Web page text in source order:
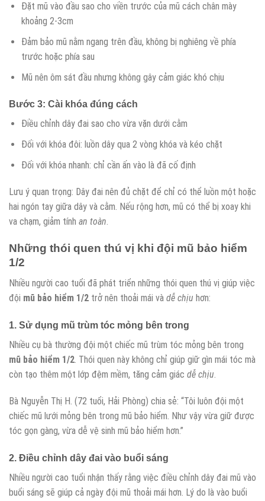
Đặt mũ vào đầu sao cho viền trước của mũ cách chân mày
khoảng 2-3cm
Đảm bảo mũ nằm ngang trên đầu, không bị nghiêng về phía
trước hoặc phía sau
Mũ nên ôm sát đầu nhưng không gây cảm giác khó chịu
Bước 3: Cài khóa đúng cách
Điều chỉnh dây đai sao cho vừa vặn dưới cằm
Đối với khóa đôi: luồn dây qua 2 vòng khóa và kéo chặt
Đối với khóa nhanh: chỉ cần ấn vào là đã cố định
Lưu ý quan trọng: Dây đai nên đủ chặt để chỉ có thể luồn một hoặc
hai ngón tay giữa dây và cằm. Nếu rộng hơn, mũ có thể bị xoay khi
va chạm, giảm tính an toàn.
Những thói quen thú vị khi đội mũ bảo hiểm
1/2
Nhiều người cao tuổi đã phát triển những thói quen thú vị giúp việc
đội mũ bảo hiểm 1/2 trở nên thoải mái và dễ chịu hơn:
1. Sử dụng mũ trùm tóc mỏng bên trong
Nhiều cụ bà thường đội một chiếc mũ trùm tóc mỏng bên trong
mũ bảo hiểm 1/2 . Thói quen này không chỉ giúp giữ gìn mái tóc mà
còn tạo thêm một lớp đệm mềm, tăng cảm giác dễ chịu
Bà Nguyễn Thị H. (72 tuổi, Hải Phòng) chia sẻ: “Tôi luôn đội một
chiếc mũ lưới mỏng bên trong mũ bảo hiểm. Như vậy vừa giữ được
tóc gọn gàng, vừa dễ vệ sinh mũ bảo hiểm hơn.”
2. Điều chỉnh dây đai vào buổi sáng
Nhiều người cao tuổi nhận thấy rằng việc điều chỉnh dây đai mũ vào
buổi sáng sẽ giúp cả ngày đội mũ thoải mái hơn. Lý do là vào buổi